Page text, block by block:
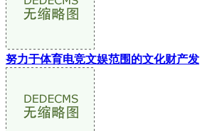
努力于体育电竞文娱范围的文化财产发